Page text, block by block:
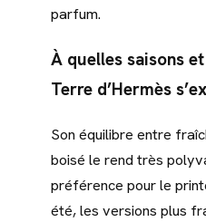
parfum.
À quelles saisons
Terre d’Hermès
Son équilibre entre
boisé le rend très
préférence pour le
été, les versions plus